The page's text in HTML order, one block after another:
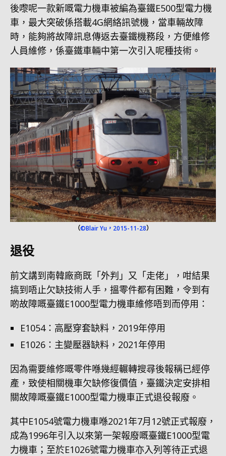
後嚟呢一款新嘅電力機車被編為臺鐵E500型電力機
車，最大突破係搭載4G網絡訊號機，當車輛故障
時，能夠將故障訊息傳返去臺鐵機務段，方便維修
人員維修，係臺鐵車輛中第一次引入呢種技術。
（©Blair Yu，2015-11-28）
退役
前文講到南韓廠商既「外判」又「走佬」，咁結果
搞到唔止欠缺技術人手，搵零件都有困難，令到有
啲故障嘅臺鐵E1000型電力機車維修唔到而停用：
E1054：高壓穿套缺料，2019年停用
E1026：主變壓器缺料，2021年停用
因為需要維修嘅零件喺幾經輾轉搜尋後報稱已經停
產，致使相關機車欠缺修復價值，臺鐵決定安排相
關故障嘅臺鐵E1000型電力機車正式退役報廢。
其中E1054號電力機車喺2021年7月12號正式報廢，
成為1996年引入以來第一架報廢嘅臺鐵E1000型電
力機車；至於E1026號電力機車亦入列等待正式退